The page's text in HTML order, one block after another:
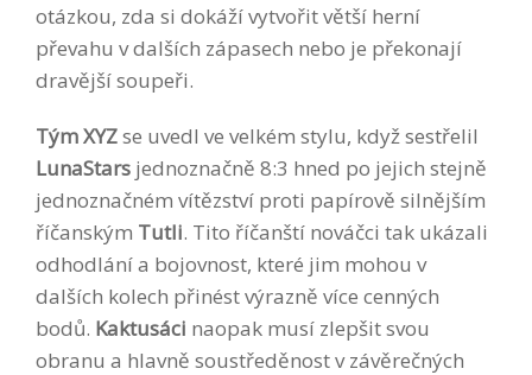
otázkou, zda si dokáží vytvořit větší herní
převahu v dalších zápasech nebo je překonají
dravější soupeři.
Tým XYZse uvedl ve velkém stylu, když sestřelil
LunaStars jednoznačně 8:3 hned po jejich stejně
jednoznačném vítězství proti papírově silnějším
říčanským Tutli. Tito říčanští nováčci tak ukázali
odhodlání a bojovnost, které jim mohou v
dalších kolech přinést výrazně více cenných
bodů. Kaktusáci naopak musí zlepšit svou
obranu a hlavně soustředěnost v závěrečných